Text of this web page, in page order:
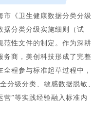
市《卫生健康数据分类分级
据分类分级实施细则（试
范性文件的制定。作为深耕
务商，美创科技形成了完整
程参与标准起草过程中，
分级分类、敏感数据脱敏、
营”等实践经验融入标准内